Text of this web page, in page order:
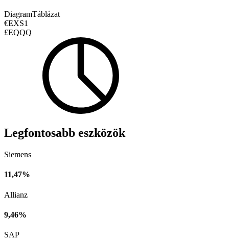
DiagramTáblázat
€EXS1
£EQQQ
Legfontosabb eszközök
Siemens
11,47%
Allianz
9,46%
SAP